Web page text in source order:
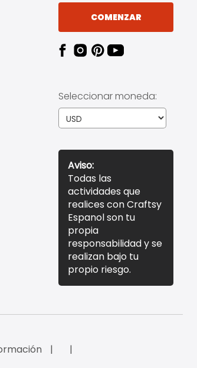
COMENZAR
Seleccionar moneda:
Aviso:
Todas las
actividades que
realices con Craftsy
Espanol son tu
propia
responsabilidad y se
realizan bajo tu
propio riesgo.